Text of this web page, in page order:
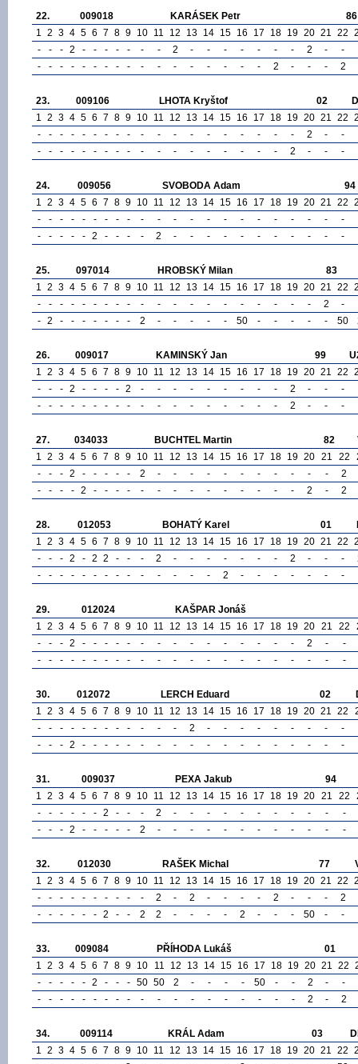
22. 009018 KARÁSEK Petr
86
1 2 3 4 5 6 7 8 9 10 11 12 13 14 15 16 17 18 19 20 21 22
-
- - 2 - - - - - - - 2 - - - - - - - 2 -
-
-
- - - - - - - - - - - - - - - - 2 - - - 2
23. 009106 LHOTA Kryštof 02
1 2 3 4 5 6 7 8 9 10 11 12 13 14 15 16 17 18 19 20 21 22
-
- - - - - - - - - - - - - - - - - - 2 -
-
-
- - - - - - - - - - - - - - - - - 2 - - -
24. 009056 SVOBODA Adam
94
1 2 3 4 5 6 7 8 9 10 11 12 13 14 15 16 17 18 19 20 21 22
-
- - - - - - - - - - - - - - - - - - - -
-
-
- - - - 2 - - - - 2 - - - - - - - - - - -
25. 097014 HROBSKÝ Milan
83
1 2 3 4 5 6 7 8 9 10 11 12 13 14 15 16 17 18 19 20 21 22
-
- - - - - - - - - - - - - - - - - - - 2
-
-
2 - - - - - - - 2 - - - - - 50 - - - - - 50
26. 009017 KAMINSKÝ Jan 99
1 2 3 4 5 6 7 8 9 10 11 12 13 14 15 16 17 18 19 20 21 22
-
- - 2 - - - - 2 - - - - - - - - - 2 - -
-
-
- - - - - - - - - - - - - - - - - 2 - - -
27. 034033 BUCHTEL Martin 82
1 2 3 4 5 6 7 8 9 10 11 12 13 14 15 16 17 18 19 20 21 22
-
- - 2 - - - - - 2 - - - - - - - - - - -
2
-
- - - 2 - - - - - - - - - - - - - - 2 - 2
28. 012053 BOHATÝ Karel 01
1 2 3 4 5 6 7 8 9 10 11 12 13 14 15 16 17 18 19 20 21 22
-
- - 2 - 2 2 - - - 2 - - - - - - - 2 - - -
-
- - - - - - - - - - - - - 2 - - - - - - -
29. 012024
KAŠPAR Jonáš
1 2 3 4 5 6 7 8 9 10 11 12 13 14 15 16 17 18 19 20 21 22
-
- - 2 - - - - - - - - - - - - - - - 2 -
-
-
- - - - - - - - - - - - - - - - - - - - -
30. 012072 LERCH Eduard 02
1 2 3 4 5 6 7 8 9 10 11 12 13 14 15 16 17 18 19 20 21 22
-
- - - - - - - - - - - 2 - - - - - - - -
-
-
- - 2 - - - - - - - - - - - - - - - - - -
31. 009037 PEXA Jakub
94
1 2 3 4 5 6 7 8 9 10 11 12 13 14 15 16 17 18 19 20 21 22
-
- - - - - 2 - - - 2 - - - - - - - - - -
-
-
- - 2 - - - - - 2 - - - - - - - - - - - -
32. 012030 RAŠEK Michal 77
1 2 3 4 5 6 7 8 9 10 11 12 13 14 15 16 17 18 19 20 21 22
-
- - - - - - - - - 2 - 2 - - - - 2 - - -
2
-
- - - - - 2 - - 2 2 - - - - 2 - - - 50 - -
33. 009084 PŘÍHODA Lukáš
01
1 2 3 4 5 6 7 8 9 10 11 12 13 14 15 16 17 18 19 20 21 22
-
- - - - 2 - - - 50 50 2 - - - - 50 - - 2 -
-
-
- - - - - - - - - - - - - - - - - - 2 - 2
34. 009114 KRÁL Adam 03
1 2 3 4 5 6 7 8 9 10 11 12 13 14 15 16 17 18 19 20 21 22